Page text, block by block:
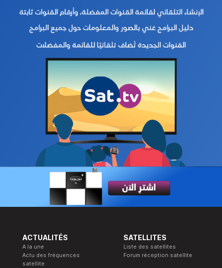
ACTUALITÉS
A la une
Actu des fréquences
satellite
SATELLITES
Liste des satellites
Forum réception satellite